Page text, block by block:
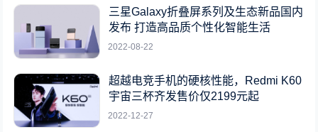
三星Galaxy折叠屏系列及生态新品国内
发布 打造高品质个性化智能生活
2022-08-22
超越电竞手机的硬核性能，Redmi K60
宇宙三杯齐发售价仅2199元起
2022-12-27